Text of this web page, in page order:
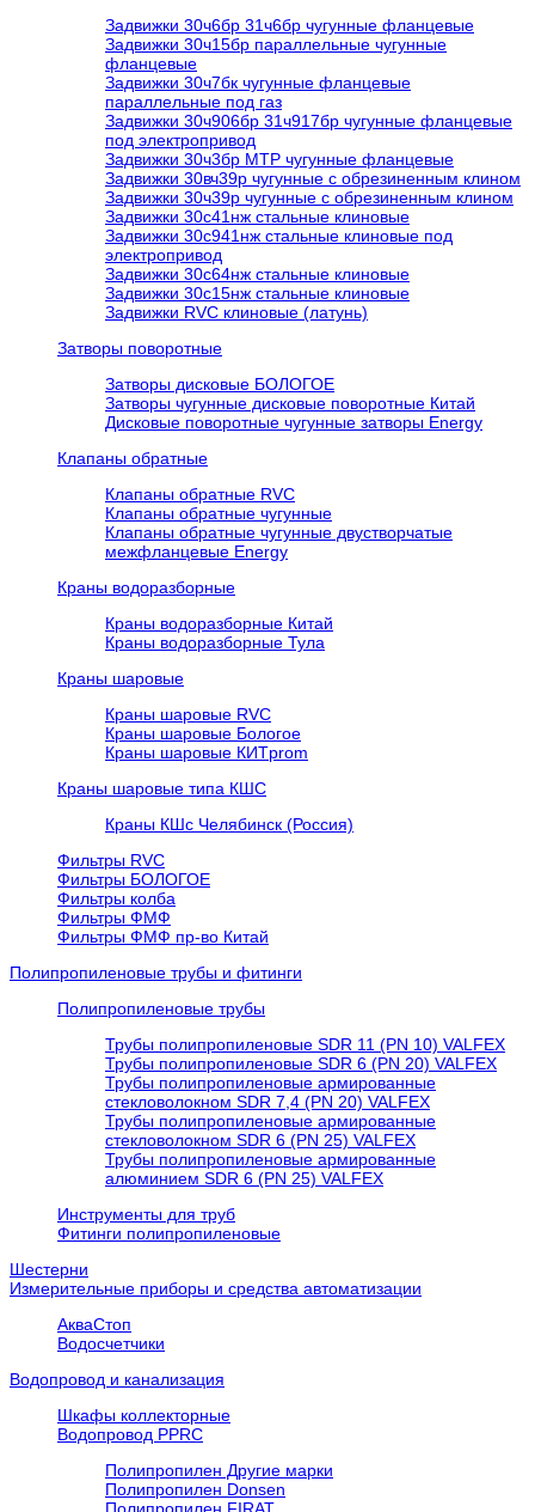
Задвижки 30ч6бр 31ч6бр чугунные фланцевые
Задвижки 30ч15бр параллельные чугунные
фланцевые
Задвижки 30ч7бк чугунные фланцевые
параллельные под газ
Задвижки 30ч906бр 31ч917бр чугунные фланцевые
под электропривод
Задвижки 30ч3бр МТР чугунные фланцевые
Задвижки 30вч39р чугунные с обрезиненным клином
Задвижки 30ч39р чугунные с обрезиненным клином
Задвижки 30с41нж стальные клиновые
Задвижки 30с941нж стальные клиновые под
электропривод
Задвижки 30с64нж стальные клиновые
Задвижки 30с15нж стальные клиновые
Задвижки RVC клиновые (латунь)
Затворы поворотные
Затворы дисковые БОЛОГОЕ
Затворы чугунные дисковые поворотные Китай
Дисковые поворотные чугунные затворы Energy
Клапаны обратные
Клапаны обратные RVC
Клапаны обратные чугунные
Клапаны обратные чугунные двустворчатые
межфланцевые Energy
Краны водоразборные
Краны водоразборные Китай
Краны водоразборные Тула
Краны шаровые
Краны шаровые RVC
Краны шаровые Бологое
Краны шаровые КИТprom
Краны шаровые типа КШС
Краны КШс Челябинск (Россия)
Фильтры RVC
Фильтры БОЛОГОЕ
Фильтры колба
Фильтры ФМФ
Фильтры ФМФ пр-во Китай
Полипропиленовые трубы и фитинги
Полипропиленовые трубы
Трубы полипропиленовые SDR 11 (PN 10) VALFEX
Трубы полипропиленовые SDR 6 (PN 20) VALFEX
Трубы полипропиленовые армированные
стекловолокном SDR 7,4 (PN 20) VALFEX
Трубы полипропиленовые армированные
стекловолокном SDR 6 (PN 25) VALFEX
Трубы полипропиленовые армированные
алюминием SDR 6 (PN 25) VALFEX
Инструменты для труб
Фитинги полипропиленовые
Шестерни
Измерительные приборы и средства автоматизации
АкваСтоп
Водосчетчики
Водопровод и канализация
Шкафы коллекторные
Водопровод PPRC
Полипропилен Другие марки
Полипропилен Donsen